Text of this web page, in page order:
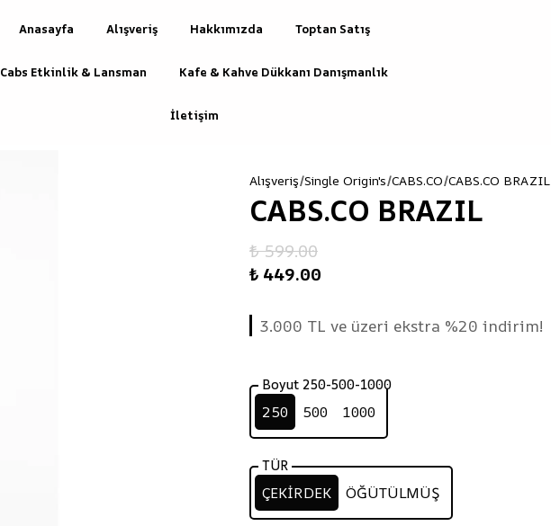
Anasayfa Alışveriş Hakkımızda Toptan Satış
Cabs Etkinlik & Lansman Kafe & Kahve Dükkanı Danışmanlık
İletişim
Alışveriş Single Origin's CABS.CO CABS.CO BRAZIL
CABS.CO BRAZIL
₺ 599.00
₺ 449.00
3.000 TL ve üzeri ekstra %20 indirim!
Boyut 250-500-1000
250 500 1000
TÜR
ÇEKİRDEK ÖĞÜTÜLMÜŞ